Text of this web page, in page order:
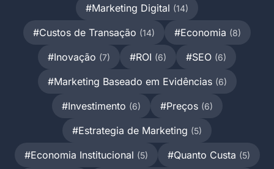
#Marketing Digital (14)
#Custos de Transação (14) #Economia (8)
#Inovação (7) #ROI (6) #SEO (6)
#Marketing Baseado em Evidências (6)
#Investimento (6) #Preços (6)
#Estrategia de Marketing (5)
#Economia Institucional (5) #Quanto Custa (5)